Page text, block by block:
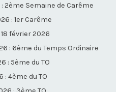
2ème Semaine de Carême
: 1er Carême
février 2026
: 6ème du Temps Ordinaire
: 5ème du TO
: 4ème du TO